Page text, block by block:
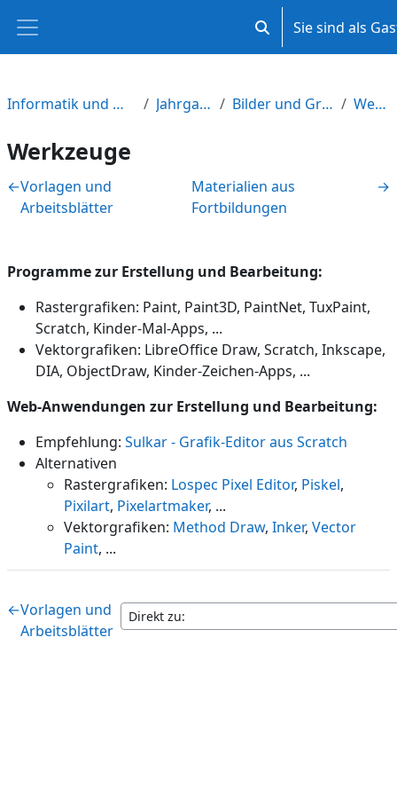
Website-Übersicht Sucheingabe
Sie sind als
Informatik und Medienbildung M-V Jahrgangsstufe 5 Bilder und Grafiken gestalten Werkzeuge
Werkzeuge
Abschnittsübersicht
←Vorlagen und
Arbeitsblätter
Materialien aus
Fortbildungen
→
Programme zur Erstellung und Bearbeitung:
Rastergrafiken: Paint, Paint3D, PaintNet, TuxPaint,
Scratch, Kinder-Mal-Apps, ...
Vektorgrafiken: LibreOffice Draw, Scratch, Inkscape,
DIA, ObjectDraw, Kinder-Zeichen-Apps, ...
Web-Anwendungen zur Erstellung und Bearbeitung:
Empfehlung: Sulkar - Grafik-Editor aus Scratch
Alternativen
Rastergrafiken: Lospec Pixel Editor, Piskel,
Pixilart, Pixelartmaker, ...
Vektorgrafiken: Method Draw, Inker, Vector
Paint, ...
←Vorlagen und
Arbeitsblätter